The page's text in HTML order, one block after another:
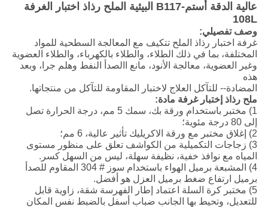
عالية الدقة أستم-B117 البيئية الملح رذاذ اختبار الغرفة
108L
وصف تفصيلي:
غرفة اختبار رذاذ الملح تتكيف مع المعالجة السطحية للمواد
المختلفة، بما في ذلك الطلاء، والطلاء بالكهرباء، والطلاء العضوية
وغير العضوية، معالجة الأنود، مانع االصدأ النفط وهلم جرا، وبعد
هذه
المضادة-- للتآكل العلاج لاختبار المقاومة للتآكل من منتجاتها.
ملح رذاذ إختبار غرفة مادة:
1) مختبر باستخدام ورقة بك، سمك 5 مم، درجة الحرارة تصل
إلى 80 درجة مئوية؛
2) إغلاق مختبر مع ورقة الاكريليك تأثير عالية، 6 مم؛
3) زجاجات التكميلية من الكواشف تعلق على منظور مستوى
المياه مع نوافذ خفية، نظيفة سهلة، ليس من السهل كسر.
4) المشبعة برميل الهواء باستخدام سوز # 304 المقاوم للصدأ
برميل ارتفاع ضغط برميل العزل هو أفضل.
5) مختبر كرة السلة اعتماد إطار الفهرسة شقة، زاوية قابل
للتعديل، وتحيط بها الجانب ضباب أسفل بالضبط نفس المكان